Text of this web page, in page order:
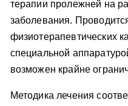
терапии пролежней на
заболевания.
физиотерапевтических
специальной
возможен крайне
Методика лечения